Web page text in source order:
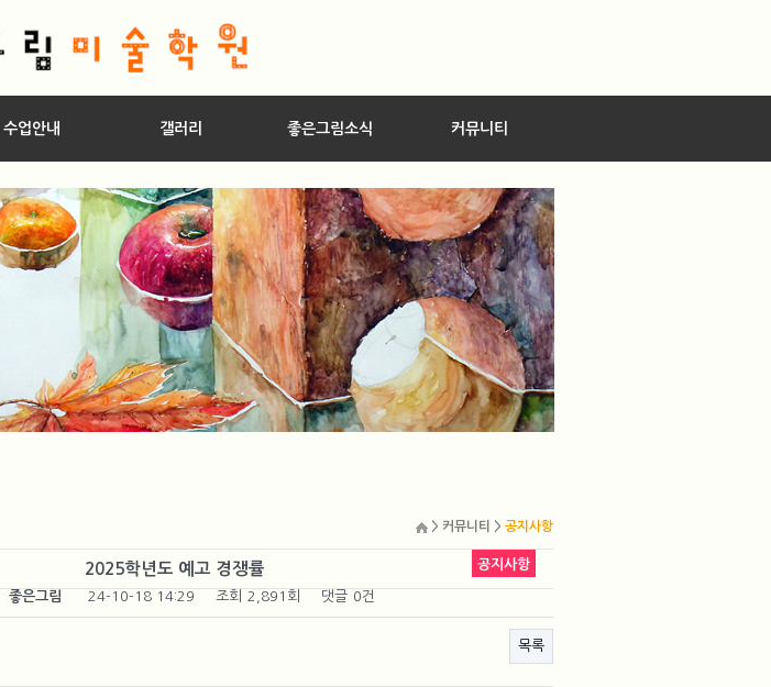
수업안내 갤러리 좋은그림소식 커뮤니티
> 커뮤니티 > 공지사항
공지사항
2025학년도 예고 경쟁률
좋은그림 24-10-18 14:29 조회 2,891회 댓글 0건
목록